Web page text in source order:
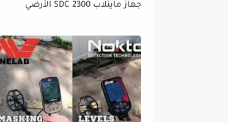
جهاز ماينلاب SDC 2300 الأرضي